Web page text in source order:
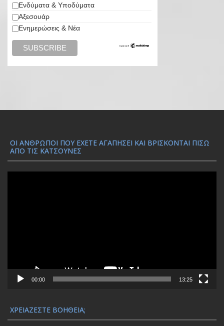
Ενδύματα & Υποδύματα
Αξεσουάρ
Ενημερώσεις & Νέα
ΟΙ ΆΝΘΡΩΠΟΙ ΠΟΥ ΈΧΕΤΕ ΑΓΑΠΉΣΕΙ ΚΑΙ ΒΡΊΣΚΟΝΤΑΙ ΠΊΣΩ
ΑΠΌ ΤΙΣ ΚΑΤΣΟΎΝΕΣ
μ
ν
α
00:00 13:25
ΧΡΕΙΆΖΕΣΤΕ ΒΟΉΘΕΙΑ;